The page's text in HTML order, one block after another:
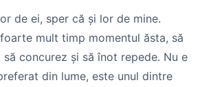
de ei, sper că și lor de mine.
mult timp momentul ăsta, să
să concurez și să înot repede. Nu e
din lume, este unul dintre